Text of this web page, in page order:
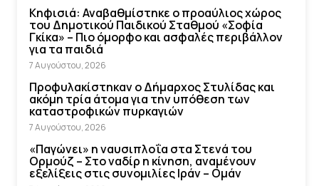
Κηφισιά: Αναβαθμίστηκε ο προαύλιος χώρος
του Δημοτικού Παιδικού Σταθμού «Σοφία
Γκίκα» – Πιο όμορφο και ασφαλές περιβάλλον
για τα παιδιά
7 Αυγούστου, 2026
Προφυλακίστηκαν ο Δήμαρχος Στυλίδας και
ακόμη τρία άτομα για την υπόθεση των
καταστροφικών πυρκαγιών
7 Αυγούστου, 2026
«Παγώνει» η ναυσιπλοΐα στα Στενά του
Ορμούζ – Στο ναδίρ η κίνηση, αναμένουν
εξελίξεις στις συνομιλίες Ιράν – Ομάν